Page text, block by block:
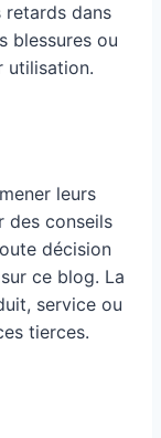
retards dans
blessures ou
utilisation.
leurs
des conseils
décision
ce blog. La
service ou
tierces.